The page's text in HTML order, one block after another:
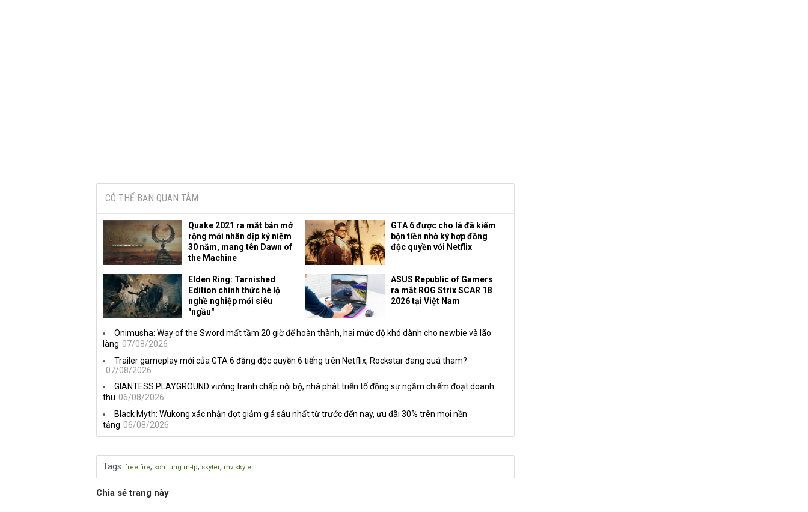
CÓ THỂ BẠN QUAN TÂM
Quake 2021 ra mắt bản mở
rộng mới nhân dịp kỷ niệm
30 năm, mang tên Dawn of
the Machine
GTA 6 được cho là đã kiếm
bộn tiền nhờ ký hợp đồng
độc quyền với Netflix
Elden Ring: Tarnished
Edition chính thức hé lộ
nghề nghiệp mới siêu
"ngầu"
ASUS Republic of Gamers
ra mắt ROG Strix SCAR 18
2026 tại Việt Nam
Onimusha: Way of the Sword mất tầm 20 giờ để hoàn thành, hai mức độ khó dành cho newbie và lão
làng 07/08/2026
Trailer gameplay mới của GTA 6 đăng độc quyền 6 tiếng trên Netflix, Rockstar đang quá tham?
07/08/2026
GIANTESS PLAYGROUND vướng tranh chấp nội bộ, nhà phát triển tố đồng sự ngầm chiếm đoạt doanh
thu 06/08/2026
Black Myth: Wukong xác nhận đợt giảm giá sâu nhất từ trước đến nay, ưu đãi 30% trên mọi nền
tảng 06/08/2026
Tags: free fire, sơn tùng m-tp, skyler, mv skyler
Chia sẻ trang này